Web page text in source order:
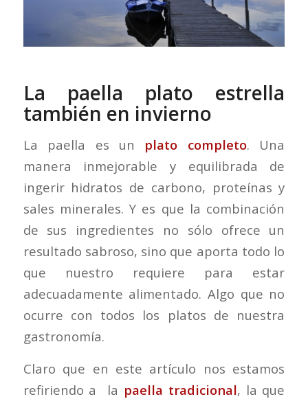
La paella plato estrella
también en invierno
La paella es un plato completo. Una
manera inmejorable y equilibrada de
ingerir hidratos de carbono, proteínas y
sales minerales. Y es que la combinación
de sus ingredientes no sólo ofrece un
resultado sabroso, sino que aporta todo lo
que nuestro requiere para estar
adecuadamente alimentado. Algo que no
ocurre con todos los platos de nuestra
gastronomía.
Claro que en este artículo nos estamos
refiriendo a la paella tradicional, la que